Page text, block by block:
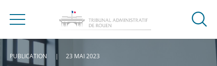
Menu
Ouvrir
PUBLICATION 23 MAI 2023